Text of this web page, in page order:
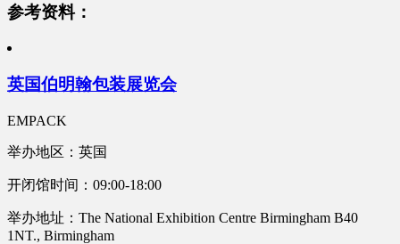
参考资料：
英国伯明翰包装展览会
EMPACK
举办地区：英国
开闭馆时间：09:00-18:00
举办地址：The National Exhibition Centre Birmingham B40
1NT., Birmingham